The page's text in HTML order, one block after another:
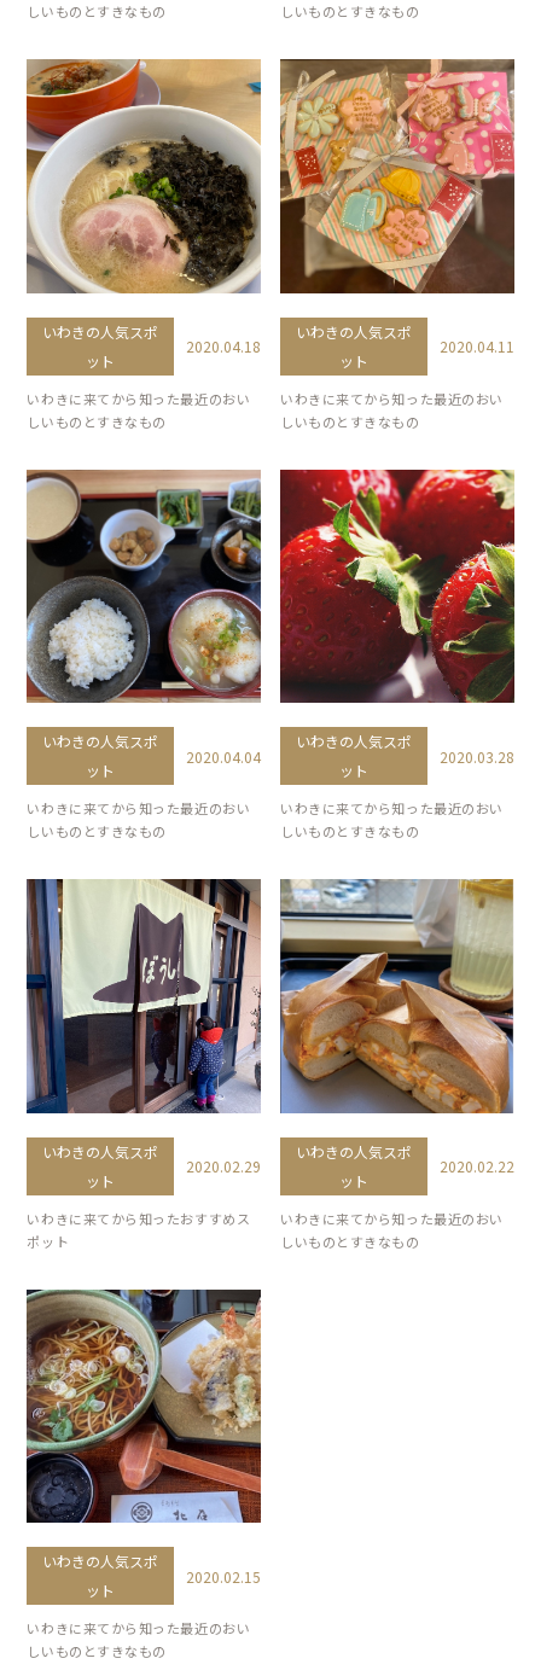
しいものとすきなもの
しいものとすきなもの
いわきの人気スポ
ット
2020.04.18
いわきに来てから知った最近のおい
しいものとすきなもの
いわきの人気スポ
ット
2020.04.11
いわきに来てから知った最近のおい
しいものとすきなもの
いわきの人気スポ
ット
2020.04.04
いわきに来てから知った最近のおい
しいものとすきなもの
いわきの人気スポ
ット
2020.03.28
いわきに来てから知った最近のおい
しいものとすきなもの
いわきの人気スポ
ット
2020.02.29
いわきに来てから知ったおすすめス
ポット
いわきの人気スポ
ット
2020.02.22
いわきに来てから知った最近のおい
しいものとすきなもの
いわきの人気スポ
ット
2020.02.15
いわきに来てから知った最近のおい
しいものとすきなもの